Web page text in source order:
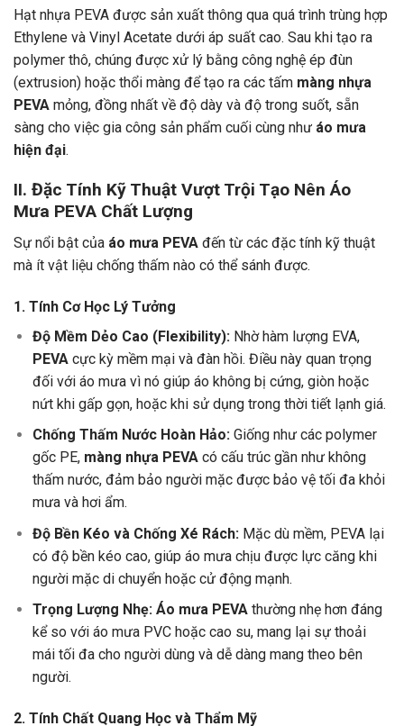
Hạt nhựa PEVA được sản xuất thông qua quá trình trùng hợp
Ethylene và Vinyl Acetate dưới áp suất cao. Sau khi tạo ra
polymer thô, chúng được xử lý bằng công nghệ ép đùn
(extrusion) hoặc thổi màng để tạo ra các tấm màng nhựa
PEVA mỏng, đồng nhất về độ dày và độ trong suốt, sẵn
sàng cho việc gia công sản phẩm cuối cùng như áo mưa
hiện đại.
II. Đặc Tính Kỹ Thuật Vượt Trội Tạo Nên Áo
Mưa PEVA Chất Lượng
Sự nổi bật của áo mưa PEVA đến từ các đặc tính kỹ thuật
mà ít vật liệu chống thấm nào có thể sánh được.
1. Tính Cơ Học Lý Tưởng
Độ Mềm Dẻo Cao (Flexibility):Nhờ hàm lượng EVA,
PEVAcực kỳ mềm mại và đàn hồi. Điều này quan trọng
đối với áo mưa vì nó giúp áo không bị cứng, giòn hoặc
nứt khi gấp gọn, hoặc khi sử dụng trong thời tiết lạnh giá.
Chống Thấm Nước Hoàn Hảo:Giống như các polymer
gốc PE, màng nhựa PEVAcó cấu trúc gần như không
thấm nước, đảm bảo người mặc được bảo vệ tối đa khỏi
mưa và hơi ẩm.
Độ Bền Kéo và Chống Xé Rách:Mặc dù mềm, PEVA lại
có độ bền kéo cao, giúp áo mưa chịu được lực căng khi
người mặc di chuyển hoặc cử động mạnh.
Trọng Lượng Nhẹ: Áo mưa PEVAthường nhẹ hơn đáng
kể so với áo mưa PVC hoặc cao su, mang lại sự thoải
mái tối đa cho người dùng và dễ dàng mang theo bên
người.
2. Tính Chất Quang Học và Thẩm Mỹ